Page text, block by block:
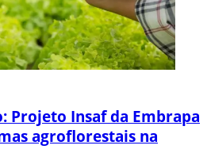
Projeto Insaf da Embrapa
agroflorestais na